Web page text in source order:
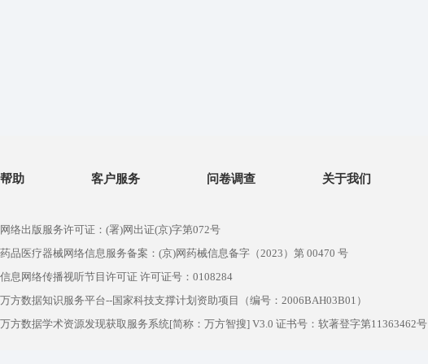
帮助 客户服务 问卷调查 关于我们
网络出版服务许可证：(署)网出证(京)字第072号
药品医疗器械网络信息服务备案：(京)网药械信息备字（2023）第 00470 号
信息网络传播视听节目许可证 许可证号：0108284
万方数据知识服务平台--国家科技支撑计划资助项目（编号：2006BAH03B01）
万方数据学术资源发现获取服务系统[简称：万方智搜] V3.0 证书号：软著登字第11363462号